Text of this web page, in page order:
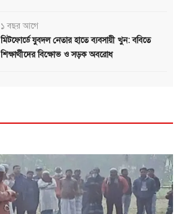
১ বছর আগে
মিটফোর্ডে যুবদল নেতার হাতে ব্যবসায়ী খুন: ববিতে
শিক্ষার্থীদের বিক্ষোভ ও সড়ক অবরোধ